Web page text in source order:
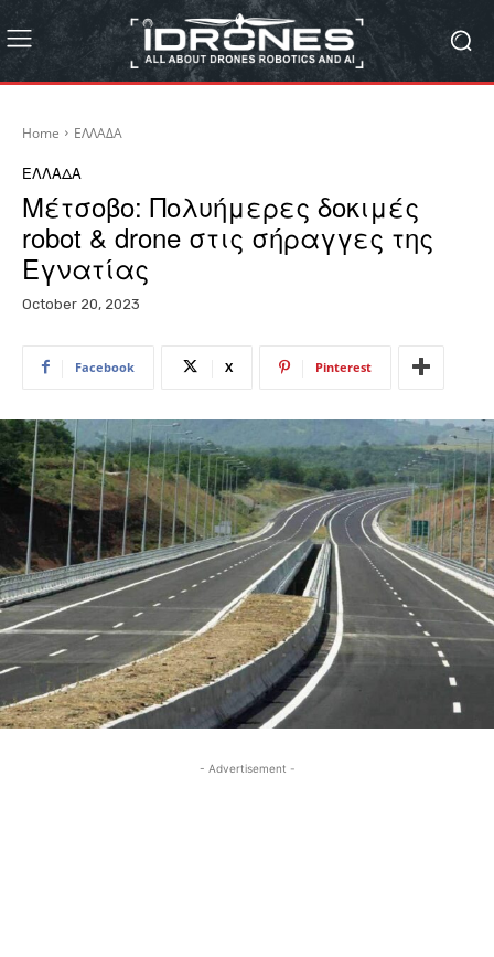
Home ΕΛΛΑΔΑ
ΕΛΛΑΔΑ
Μέτσοβο: Πολυήμερες δοκιμές
robot & drone στις σήραγγες της
Εγνατίας
October 20, 2023
Facebook X Pinterest
- Advertisement -